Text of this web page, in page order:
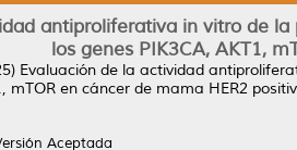
antiproliferativa in vitro de la
los genes PIK3CA, AKT1,
Evaluación de la actividad
mTOR en cáncer de mama HER2
Aceptada